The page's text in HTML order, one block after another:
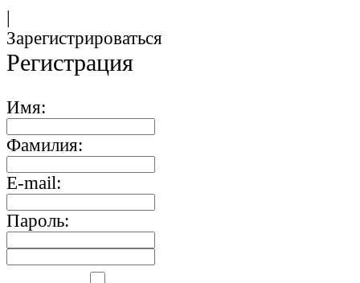
|
Зарегистрироваться
Регистрация
Имя:
Фамилия:
E-mail:
Пароль: